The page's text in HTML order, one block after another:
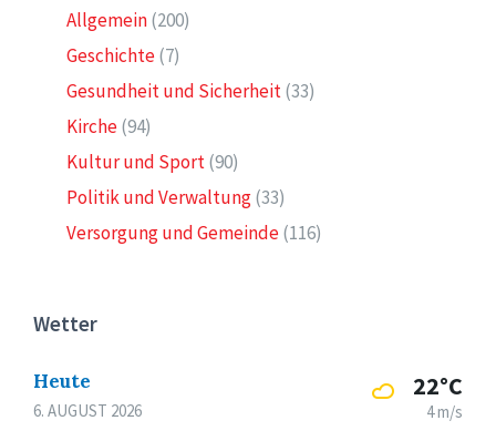
Allgemein(200)
Geschichte(7)
Gesundheit und Sicherheit(33)
Kirche(94)
Kultur und Sport(90)
Politik und Verwaltung(33)
Versorgung und Gemeinde(116)
Wetter
Heute
6. AUGUST 2026
22°C
4 m/s